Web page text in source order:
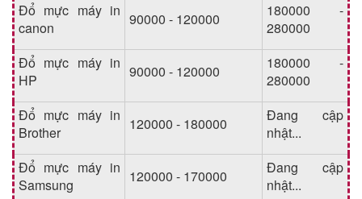
Đổ mực máy in
canon
90000 - 120000
180000 -
280000
Đổ mực máy in
HP
90000 - 120000
180000 -
280000
Đổ mực máy in
Brother
120000 - 180000
Đang cập
nhật...
Đổ mực máy in
Samsung
120000 - 170000
Đang cập
nhật...